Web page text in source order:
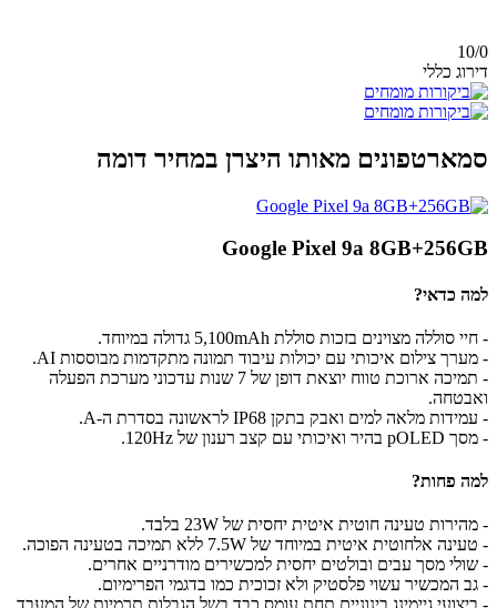
10/0
דירוג כללי
סמארטפונים מאותו היצרן במחיר דומה
Google Pixel 9a 8GB+256GB
למה כדאי?
- חיי סוללה מצוינים בזכות סוללת 5,100mAh גדולה במיוחד.
- מערך צילום איכותי עם יכולות עיבוד תמונה מתקדמות מבוססות AI.
- תמיכה ארוכת טווח יוצאת דופן של 7 שנות עדכוני מערכת הפעלה
ואבטחה.
- עמידות מלאה למים ואבק בתקן IP68 לראשונה בסדרת ה-A.
- מסך pOLED בהיר ואיכותי עם קצב רענון של 120Hz.
למה פחות?
- מהירות טעינה חוטית איטית יחסית של 23W בלבד.
- טעינה אלחוטית איטית במיוחד של 7.5W ללא תמיכה בטעינה הפוכה.
- שולי מסך עבים ובולטים יחסית למכשירים מודרניים אחרים.
- גב המכשיר עשוי פלסטיק ולא זכוכית כמו בדגמי הפרימיום.